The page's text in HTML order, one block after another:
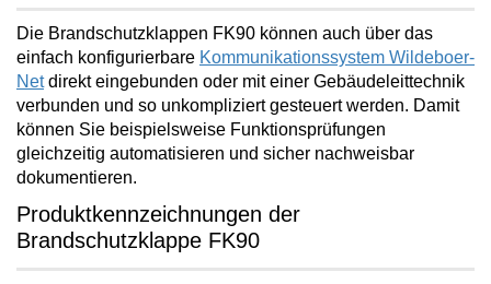
Die Brandschutzklappen FK90 können auch über das
einfach konfigurierbare Kommunikationssystem Wildeboer-
Net direkt eingebunden oder mit einer Gebäudeleittechnik
verbunden und so unkompliziert gesteuert werden. Damit
können Sie beispielsweise Funktionsprüfungen
gleichzeitig automatisieren und sicher nachweisbar
dokumentieren.
Produktkennzeichnungen der
Brandschutzklappe FK90